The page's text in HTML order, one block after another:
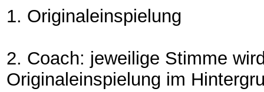
1. Originaleinspielung
2. Coach: jeweilige Stimme
Originaleinspielung im